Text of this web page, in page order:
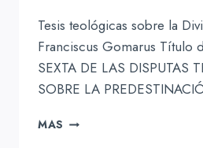
Tesis teológicas sobre la
Franciscus Gomarus Título
SEXTA DE LAS DISPUTAS
SOBRE LA
MAS TESIS